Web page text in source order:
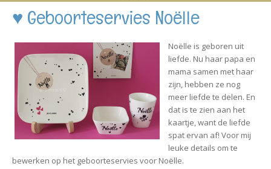
♥ Geboorteservies Noëlle
Noëlle is geboren uit
liefde. Nu haar papa en
mama samen met haar
zijn, hebben ze nog
meer liefde te delen. En
dat is te zien aan het
kaartje, want de liefde
spat ervan af! Voor mij
leuke details om te
bewerken op het geboorteservies voor Noëlle.